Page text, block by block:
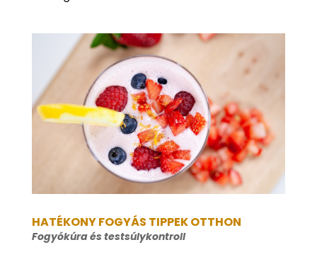
HATÉKONY FOGYÁS TIPPEK OTTHON
Fogyókúra és testsúlykontroll